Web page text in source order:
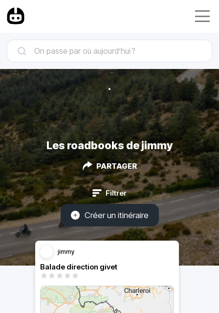
Les roadbooks de jimmy
PARTAGER
Filtrer
Créer un itinéraire
jimmy
Balade direction givet